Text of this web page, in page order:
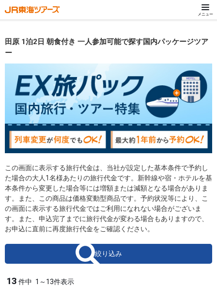
メニュー
田原 1泊2日 朝食付き 一人参加可能で探す国内パッケージツア
ー
この画面に表示する旅行代金は、当社が設定した基本条件で予約し
た場合の大人1名様あたりの旅行代金です。新幹線や宿・ホテルを基
本条件から変更した場合等には増額または減額となる場合がありま
す。また、この商品は価格変動型商品です。予約状況等により、こ
の画面に表示する旅行代金ではご利用になれない場合がございま
す。また、申込完了までに旅行代金が変わる場合もありますので、
お申込に直前に再度旅行代金をご確認ください。
絞り込み
13 件中 1～13件表示